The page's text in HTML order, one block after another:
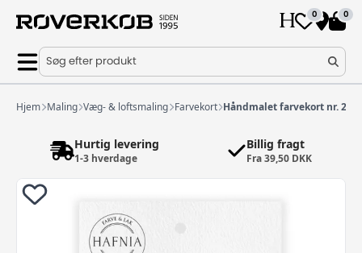
0 0
Søg efter produkt
Hjem Maling Væg- & loftsmaling Farvekort Håndmalet farvekort nr. 235
Hurtig levering
1-3 hverdage
Billig fragt
Fra 39,50 DKK